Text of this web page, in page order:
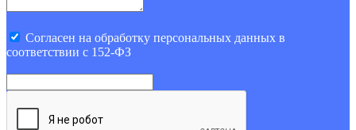
Cогласен на обработку персональных данных в
соответствии с 152-ФЗ